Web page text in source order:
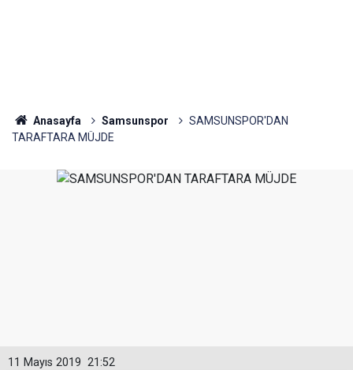
Anasayfa Samsunspor
SAMSUNSPOR'DAN
TARAFTARA MÜJDE
21:52
11 Mayıs 2019